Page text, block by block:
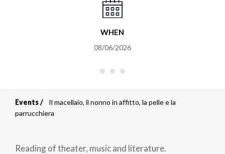
WHEN
08/06/2026
Breadcrumb
Events
Il macellaio, il nonno in affitto, la pelle e la
parrucchiera
Reading of theater, music and literature.